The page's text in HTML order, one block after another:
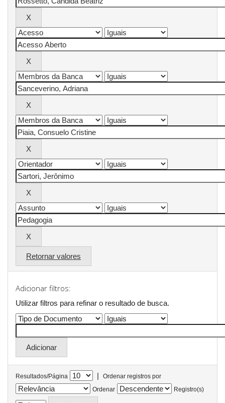
Retornar valores
Adicionar filtros:
Utilizar filtros para refinar o resultado de busca.
Resultados/Página |
Ordenar registros por
Ordenar
Registro(s)